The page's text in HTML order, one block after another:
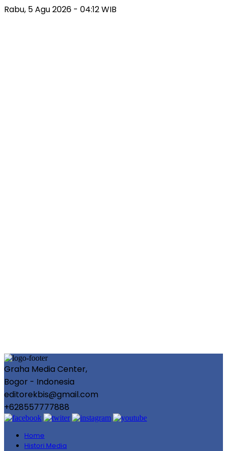
Rabu, 5 Agu 2026 - 04:12 WIB
Graha Media Center,
Bogor - Indonesia
editorekbis@gmail.com
+628557777888
Home
Histori Media